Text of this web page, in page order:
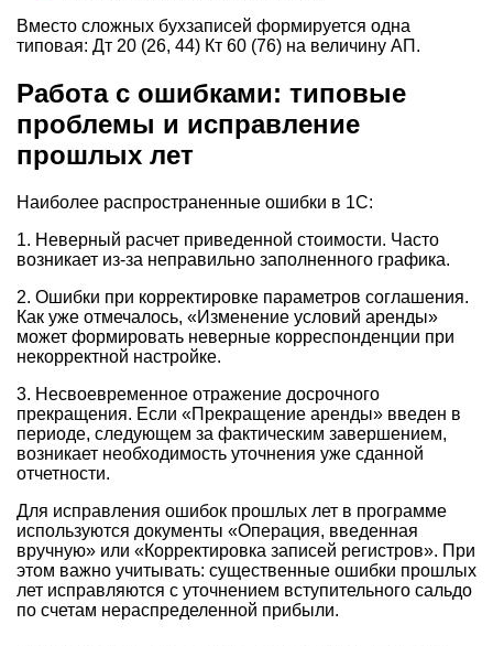
Вместо сложных бухзаписей формируется одна
типовая: Дт 20 (26, 44) Кт 60 (76) на величину АП.
Работа с ошибками: типовые
проблемы и исправление
прошлых лет
Наиболее распространенные ошибки в 1С:
1. Неверный расчет приведенной стоимости. Часто
возникает из-за неправильно заполненного графика.
2. Ошибки при корректировке параметров соглашения.
Как уже отмечалось, «Изменение условий аренды»
может формировать неверные корреспонденции при
некорректной настройке.
3. Несвоевременное отражение досрочного
прекращения. Если «Прекращение аренды» введен в
периоде, следующем за фактическим завершением,
возникает необходимость уточнения уже сданной
отчетности.
Для исправления ошибок прошлых лет в программе
используются документы «Операция, введенная
вручную» или «Корректировка записей регистров». При
этом важно учитывать: существенные ошибки прошлых
лет исправляются с уточнением вступительного сальдо
по счетам нераспределенной прибыли.